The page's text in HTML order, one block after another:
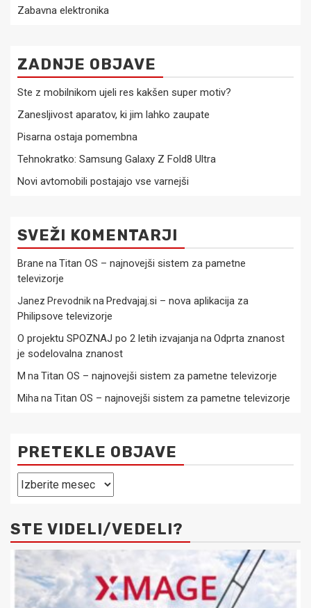
Zabavna elektronika
ZADNJE OBJAVE
Ste z mobilnikom ujeli res kakšen super motiv?
Zanesljivost aparatov, ki jim lahko zaupate
Pisarna ostaja pomembna
Tehnokratko: Samsung Galaxy Z Fold8 Ultra
Novi avtomobili postajajo vse varnejši
SVEŽI KOMENTARJI
Brane na Titan OS – najnovejši sistem za pametne
televizorje
Janez Prevodnikna Predvajaj.si – nova aplikacija za
Philipsove televizorje
O projektu SPOZNAJ po 2 letih izvajanjana Odprta znanost
je sodelovalna znanost
M na Titan OS – najnovejši sistem za pametne televizorje
Miha na Titan OS – najnovejši sistem za pametne televizorje
PRETEKLE OBJAVE
Pretekle
objave
STE VIDELI/VEDELI?